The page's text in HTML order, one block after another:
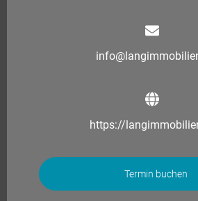
https://
Termin buchen